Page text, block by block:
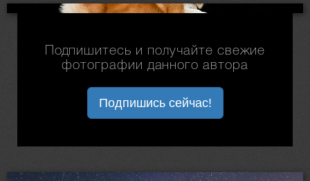
Подпишитесь и получайте свежие
фотографии данного автора
Подпишись сейчас!